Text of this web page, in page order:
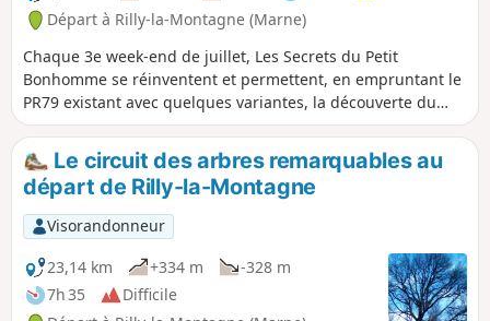
Départ à Rilly-la-Montagne (Marne)
Chaque 3e week-end de juillet, Les Secrets du Petit
Bonhomme se réinventent et permettent, en empruntant le
PR79 existant avec quelques variantes, la découverte du
village de Rilly-la-Montagne. Points de vue intéressants, lien
entre la forêt, le village et les vignes, des particularités liées
au fleurissement du village. Itinéraire valable toute l'année,
excepté la forêt, lors de la saison de chasse.
Le circuit des arbres remarquables au
départ de Rilly-la-Montagne
Visorandonneur
23,14 km
+334 m
-328 m
7h 35
Difficile